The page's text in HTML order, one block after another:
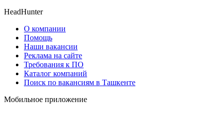
HeadHunter
О компании
Помощь
Наши вакансии
Реклама на сайте
Требования к ПО
Каталог компаний
Поиск по вакансиям в Ташкенте
Мобильное приложение